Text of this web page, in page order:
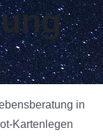
in
Kartenlegen